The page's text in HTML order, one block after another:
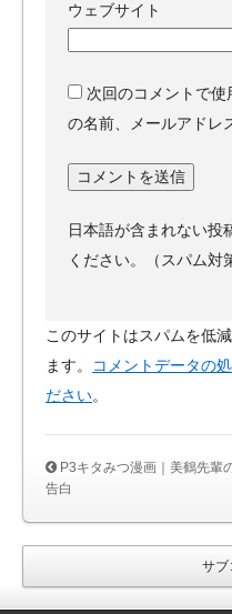
ウェブサイト
次回のコメントで
の名前、メールアドレ
日本語が含まれない投
ください。（スパム対
このサイトはスパムを低
ます。
コメントデータの
ださい。
P3キタみつ漫画｜美鶴先輩
告白
サブ